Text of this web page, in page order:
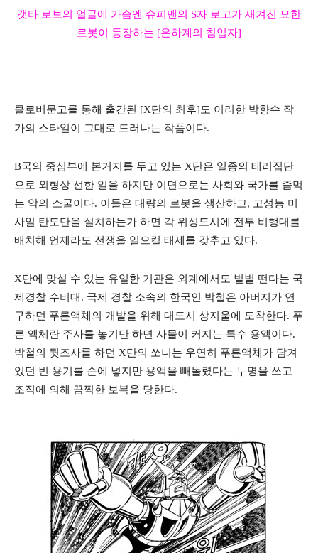
갯타 로보의 얼굴에 가슴엔 슈퍼맨의 S자 로고가 새겨진 묘한
로봇이 등장하는 [은하계의 침입자]
클로버문고를 통해 출간된 [X단의 최후]도 이러한 박향수 작
가의 스타일이 그대로 드러나는 작품이다.
B국의 중심부에 본거지를 두고 있는 X단은 일종의 테러집단
으로 외형상 선한 일을 하지만 이면으로는 사회와 국가를 좀먹
는 악의 소굴이다. 이들은 대량의 로봇을 생산하고, 고성능 미
사일 탄도단을 설치하는가 하면 각 위성도시에 전투 비행대를
배치해 언제라도 전쟁을 일으킬 태세를 갖추고 있다.
X단에 맞설 수 있는 유일한 기관은 외계에서도 벌벌 떤다는 국
제경찰 수비대. 국제 경찰 소속의 한국인 박철은 아버지가 연
구하던 푸른액체의 개발을 위해 대도시 상지울에 도착한다. 푸
른 액체란 주사를 놓기만 하면 사물이 커지는 특수 용액이다.
박철의 뒷조사를 하던 X단의 쏘니는 우연히 푸른액체가 담겨
있던 빈 용기를 손에 넣지만 용액을 빼돌렸다는 누명을 쓰고
조직에 의해 끔찍한 보복을 당한다.